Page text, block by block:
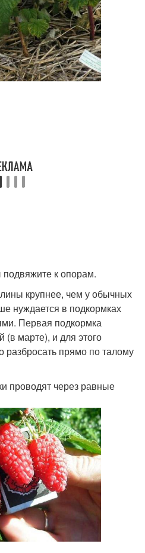
к опорам.
крупнее, чем у обычных
нуждается в подкормках
Первая подкормка
(в марте), и для этого
прямо по талому
проводят через равные